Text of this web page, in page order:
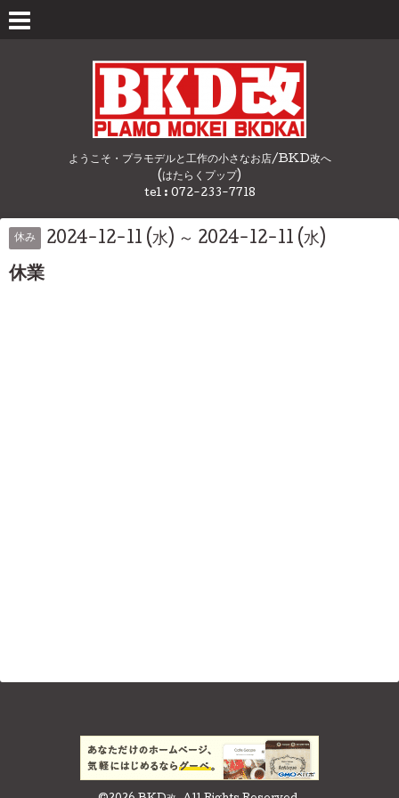
ようこそ・プラモデルと工作の小さなお店/BKD改へ
(はたらくプップ)
tel : 072-233-7718
休み 2024-12-11 (水) ～ 2024-12-11 (水)
休業